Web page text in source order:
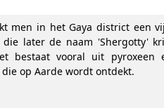
men in het Gaya district een
die later de naam 'Shergotty'
bestaat vooral uit pyroxeen
op Aarde wordt ontdekt.